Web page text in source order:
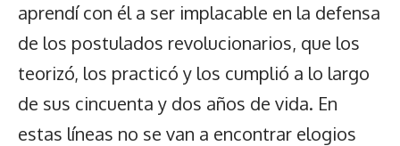
aprendí con él a ser implacable en la defensa
de los postulados revolucionarios, que los
teorizó, los practicó y los cumplió a lo largo
de sus cincuenta y dos años de vida. En
estas líneas no se van a encontrar elogios